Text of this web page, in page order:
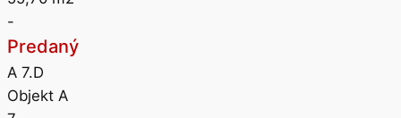
-
Predaný
A 7.D
Objekt A